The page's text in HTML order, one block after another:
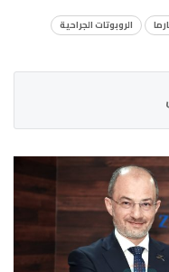
الروبوتات الجراحية